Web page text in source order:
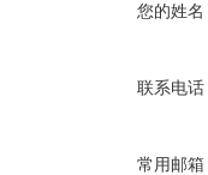
您的姓名
联系电话
常用邮箱